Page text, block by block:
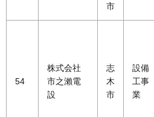
市
54
株式会社
市之瀨電
設
志
木
市
設備
工事
業